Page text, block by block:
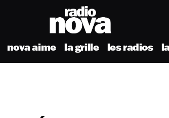
nova aime la grille les radios